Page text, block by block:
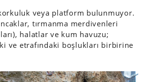
veya platform bulunmuyor.
tırmanma merdivenleri
halatlar ve kum havuzu;
ve etrafındaki boşlukları birbirine